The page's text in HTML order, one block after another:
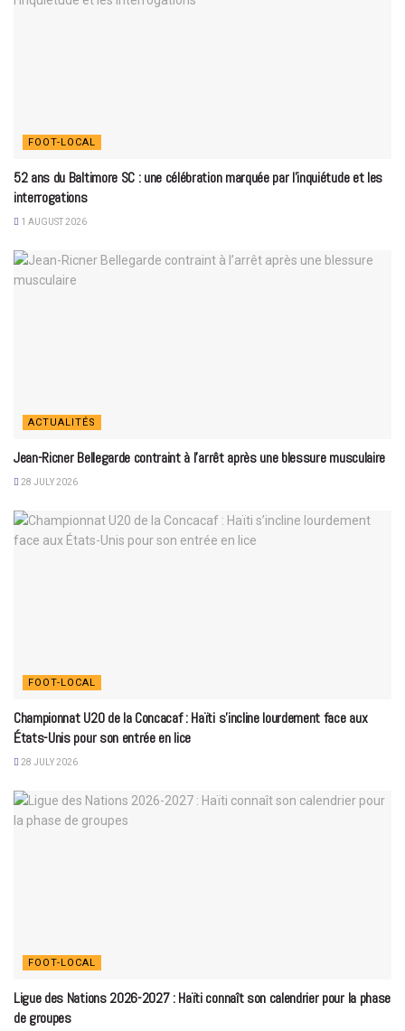
FOOT-LOCAL
52 ans du Baltimore SC : une célébration marquée par l’inquiétude et les
interrogations
1 AUGUST 2026
ACTUALITÉS
Jean-Ricner Bellegarde contraint à l’arrêt après une blessure musculaire
28 JULY 2026
FOOT-LOCAL
Championnat U20 de la Concacaf : Haïti s’incline lourdement face aux
États-Unis pour son entrée en lice
28 JULY 2026
FOOT-LOCAL
Ligue des Nations 2026-2027 : Haïti connaît son calendrier pour la phase
de groupes